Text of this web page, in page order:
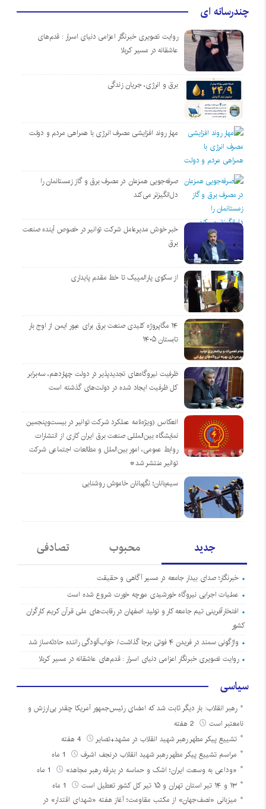
چندرسانه ای
روایت تصویری خبرنگار اعزامی دنیای اسرار : قدم‌های
عاشقانه در مسیر کربلا
برق و انرژی، جریان زندگی
مهار روند افزایشی مصرف انرژی با همراهی مردم و دولت
صرفه‌جویی همزمان در مصرف برق و گاز زمستانمان را
دل‌انگیزتر می‌کند
خبر خوش مدیرعامل شرکت توانیر در خصوص آینده صنعت
برق
از سکوی پارالمپیک تا خط مقدم پایداری
۱۴ مگاپروژه‌ کلیدی صنعت برق برای عبور ایمن از اوج بار
تابستان ۱۴۰۵
ظرفیت نیروگاه‌های تجدیدپذیر در دولت چهاردهم، سه‌برابر
کل ظرفیت ایجاد شده در دولت‌های گذشته است
انعکاس (ویژه‌نامه عملکرد شرکت توانیر در بیست‌وپنجمین
نمایشگاه بین‌المللی صنعت برق ایران کاری از انتشارات
روابط عمومی، امور بین‌الملل و مطالعات اجتماعی شرکت
توانیر منتشر شد*
سیم‌بانان؛ نگهبانان خاموش روشنایی
جدید محبوب تصادفی
خبرنگار؛ صدای بیدار جامعه در مسیر آگاهی و حقیقت
عملیات اجرایی نیروگاه خورشیدی مورچه خورت شروع شده است
افتخارآفرینی تیم جامعه کار و تولید اصفهان در رقابت‌های ملی قرآن کریم کارگران
کشور
واژگونی سمند در فریدن ۴ فوتی برجا گذاشت/ خواب‌آلودگی راننده حادثه‌ساز شد
روایت تصویری خبرنگار اعزامی دنیای اسرار : قدم‌های عاشقانه در مسیر کربلا
سیاسی
رهبر انقلاب: بار دیگر ثابت شد که امضای رئیس‌جمهور آمریکا چقدر بی‌ارزش و
نامعتبر است
تشییع پیکر مطهر رهبر شهید انقلاب در مشهد+تصایر
مراسم تشییع پیکر مطهر رهبر شهید انقلاب درنجف اشرف
«وداعی به وسعت ایران؛ اشک و حماسه در بدرقه رهبر مجاهد»
۱۳ و ۱۴ تیر استان تهران و ۱۵ تیر کل کشور تعطیل است
میزبانی «نصف‌جهان» از مکتب مقاومت؛ آغاز هفته «شهدای اقتدار» در